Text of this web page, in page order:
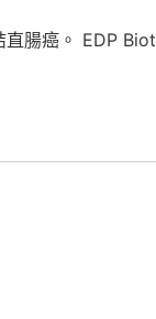
腸癌。 EDP​​